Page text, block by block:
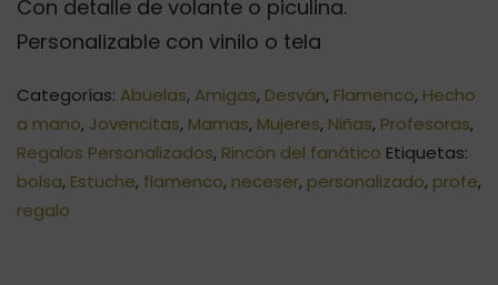
Con detalle de volante o piculina.
Personalizable con vinilo o tela
Categorías: Abuelas, Amigas, Desván, Flamenco, Hecho
a mano, Jovencitas, Mamas, Mujeres, Niñas, Profesoras,
Regalos Personalizados, Rincón del fanático Etiquetas:
bolsa, Estuche, flamenco, neceser, personalizado, profe,
regalo